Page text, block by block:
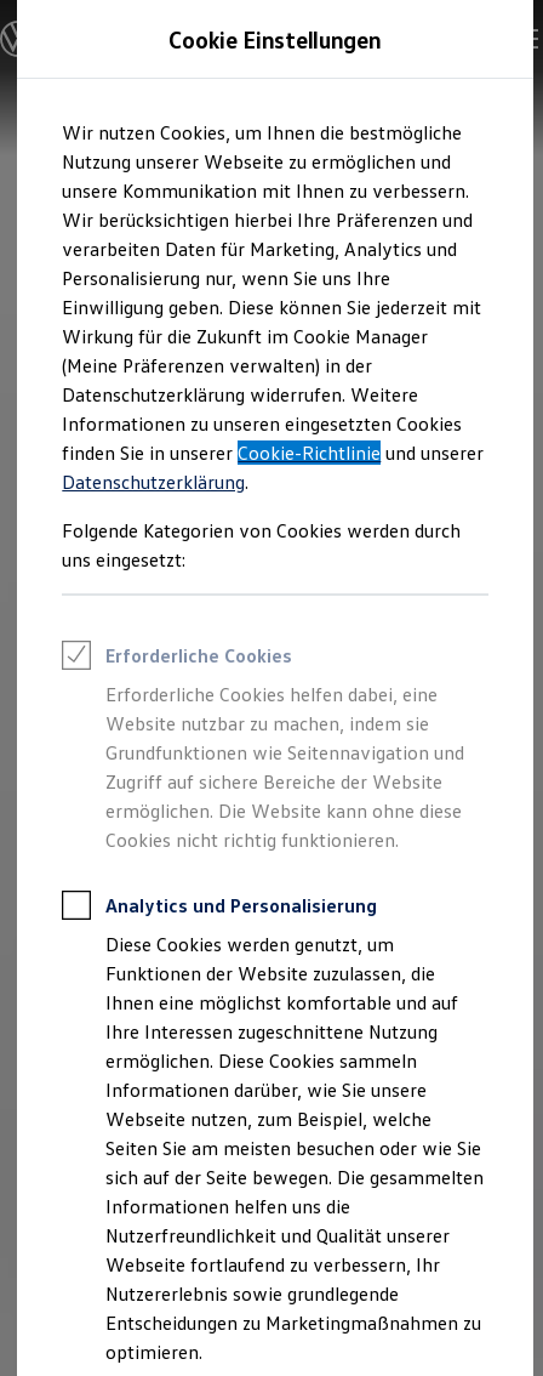
Hauptinhalt
springen
Footer
springen
Modelle & Konfigurator
Nutzfahrzeugkategorien entdecken
Modelle konfigurieren
Vorgängermodelle und Oldtimer
Vorgängermodelle
Oldtimer
Bulli Historie
Branchenlösungen & Gewerbekunden
Umbaulösungen und Hersteller finden
Auf- und Umbauten entdecken & konfigurieren
Groß- und Sonderkunden
Großkunden
Kommunen & Behörden
Journalisten
Sportvereine
Branchenlösungen
Bau & Handwerk
Gewerbliche Personenbeförderung
Service & mobile Werkstätten
Kurier, Logistik & Handel
Kühlfahrzeuge
Feuerwehr
ONE Business ID Vorteile
Fahrzeuge online kaufen
Digitaler Marktplatz
Kauf & Finanzierung
Online-Fahrzeugbewertung
Aktionen & Angebote
E-Auto-Förderung
Für Privatkunden
Für Gewerbekunden
Profi Paket
ProfiPartner für Gebrauchtwagen
Finanzierung
Für Privatkunden
Für Gewerbekunden
Leasing
Für Privatkunden
Für Gewerbekunden
Versicherungen & Garantien
Garantien
Kfz-Versicherung für Nutzfahrzeuge
Restschuldversicherung
Wartungsverträge
Besitzer & Service
Reparatur & Service
Sommer-Special
Reparatur, Pflege & Inspektion
Servicetermin anfragen
Service-Vorteile bei Volkswagen Nutzfahrzeuge
ServicePlus
Economy Service
Räder & Reifen Service
Cookie Einstellungen
Wir nutzen Cookies, um Ihnen die bestmögliche
Nutzung unserer Webseite zu ermöglichen und
unsere Kommunikation mit Ihnen zu verbessern.
Wir berücksichtigen hierbei Ihre Präferenzen und
verarbeiten Daten für Marketing, Analytics und
Personalisierung nur, wenn Sie uns Ihre
Einwilligung geben. Diese können Sie jederzeit mit
Wirkung für die Zukunft im Cookie Manager
(Meine Präferenzen verwalten) in der
Datenschutzerklärung widerrufen. Weitere
Informationen zu unseren eingesetzten Cookies
finden Sie in unsererCookie-Richtlinie und unserer
Datenschutzerklärung.
Folgende Kategorien von Cookies werden durch
uns eingesetzt:
Erforderliche Cookies
Erforderliche Cookies helfen dabei, eine
Website nutzbar zu machen, indem sie
Grundfunktionen wie Seitennavigation und
Zugriff auf sichere Bereiche der Website
ermöglichen. Die Website kann ohne diese
Cookies nicht richtig funktionieren.
Analytics und Personalisierung
Diese Cookies werden genutzt, um
Funktionen der Website zuzulassen, die
Ihnen eine möglichst komfortable und auf
Ihre Interessen zugeschnittene Nutzung
ermöglichen. Diese Cookies sammeln
Informationen darüber, wie Sie unsere
Webseite nutzen, zum Beispiel, welche
Seiten Sie am meisten besuchen oder wie Sie
sich auf der Seite bewegen. Die gesammelten
Informationen helfen uns die
Nutzerfreundlichkeit und Qualität unserer
Webseite fortlaufend zu verbessern, Ihr
Nutzererlebnis sowie grundlegende
Entscheidungen zu Marketingmaßnahmen zu
optimieren.